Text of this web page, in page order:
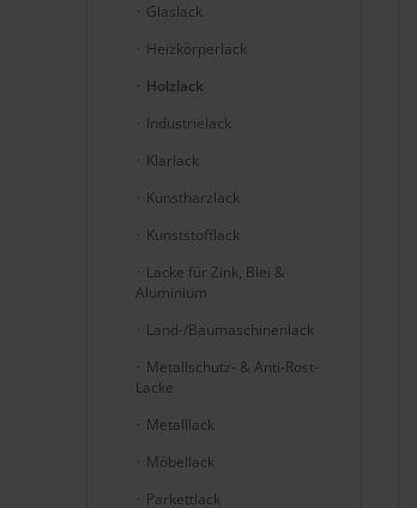
Glaslack
Heizkörperlack
Holzlack
Industrielack
Klarlack
Kunstharzlack
Kunststofflack
Lacke für Zink, Blei &
Aluminium
Land-/Baumaschinenlack
Metallschutz- & Anti-Rost-
Lacke
Metalllack
Möbellack
Parkettlack